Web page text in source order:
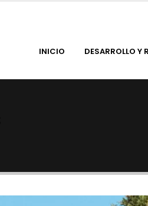
INICIO DESARROLLO Y